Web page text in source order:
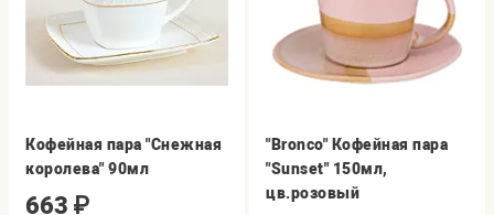
Кофейная пара "Снежная
королева" 90мл
663 ₽
"Bronco" Кофейная пара
"Sunset" 150мл,
цв.розовый